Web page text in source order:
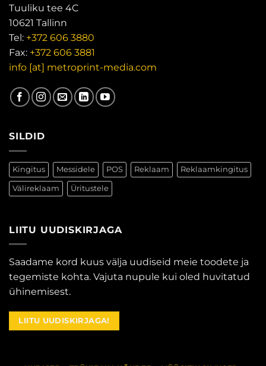
Tuuliku tee 4C
10621 Tallinn
Tel: +372 606 3880
Fax: +372 606 3881
info [at] metroprint-media.com
SILDID
Kingitus Messidele POS Reklaam Reklaamkingitus
Välireklaam Üritustele
LIITU UUDISKIRJAGA
Saadame kord kuus välja uudiseid meie toodete ja
tegemiste kohta. Vajuta nupule kui oled huvitatud
ühinemisest.
LIITU UUDISKIRJAGA!